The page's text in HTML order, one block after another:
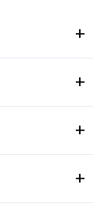
+
+
+
+